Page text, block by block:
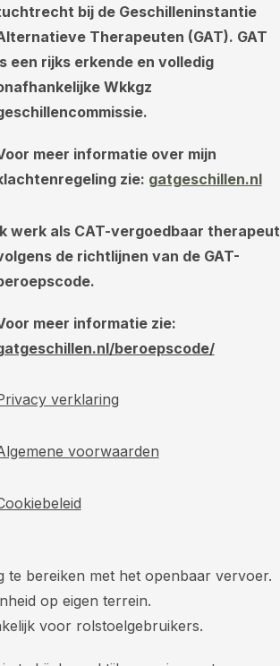
bij de Geschilleninstantie
Therapeuten (GAT). GAT
een rijks erkende en volledig
Wkkgz
meer informatie over mijn
zie: gatgeschillen.nl
werk als CAT-vergoedbaar therapeut
de richtlijnen van de GAT-
meer informatie zie:
beroepscode/
verklaring
voorwaarden
te bereiken met het openbaar vervoer.
op eigen terrein.
voor rolstoelgebruikers.